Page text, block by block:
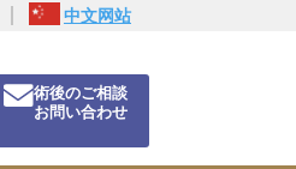
中文网站
術後のご相談
お問い合わせ